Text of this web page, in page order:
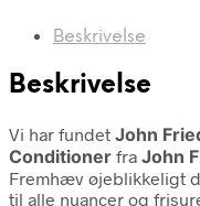
Beskrivelse
Beskrivelse
Vi har fundet John
Conditioner fra John
Fremhæv øjeblikkeligt
til alle nuancer og